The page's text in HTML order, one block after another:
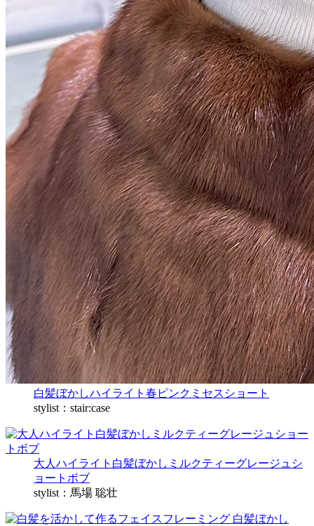
白髪ぼかしハイライト春ピンクミセスショート
stylist：stair:case
大人ハイライト白髪ぼかしミルクティーグレージュシ
ョートボブ
stylist：馬場 聡壮